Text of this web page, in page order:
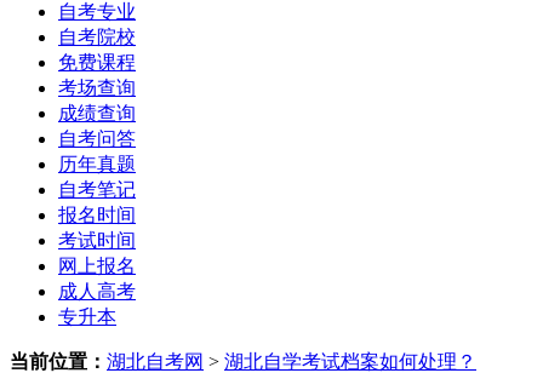
自考专业
自考院校
免费课程
考场查询
成绩查询
自考问答
历年真题
自考笔记
报名时间
考试时间
网上报名
成人高考
专升本
当前位置： 湖北自考网 > 湖北自学考试档案如何处理？